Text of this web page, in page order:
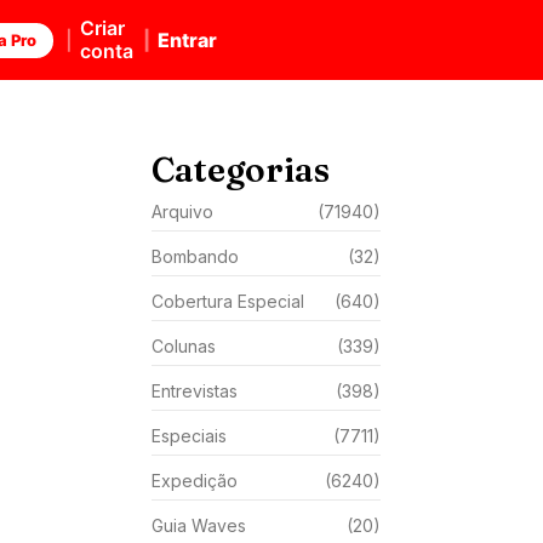
Pro
Criar
conta
Entrar
Categorias
Arquivo (71940)
Bombando (32)
Cobertura Especial (640)
Colunas (339)
Entrevistas (398)
Especiais (7711)
Expedição (6240)
Guia Waves (20)